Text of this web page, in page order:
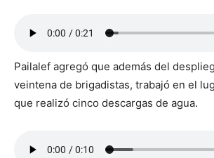
Pailalef agregó que además del
veintena de brigadistas, trabajó en el
que realizó cinco descargas de agua.